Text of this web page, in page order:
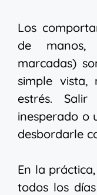
Los
de manos,
marcadas)
simple vista,
estrés.
inesperado o
desbordarle
En la
todos los